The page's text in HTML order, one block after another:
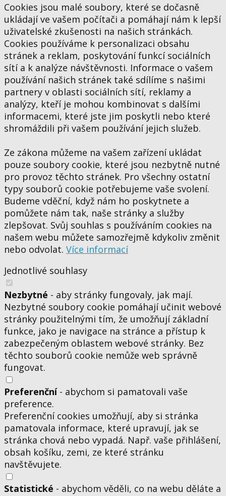
Cookies jsou malé soubory, které se dočasně
ukládají ve vašem počítači a pomáhají nám k lepší
uživatelské zkušenosti na našich stránkách.
Cookies používáme k personalizaci obsahu
stránek a reklam, poskytování funkcí sociálních
sítí a k analýze návštěvnosti. Informace o vašem
používání našich stránek také sdílíme s našimi
partnery v oblasti sociálních sítí, reklamy a
analýzy, kteří je mohou kombinovat s dalšími
informacemi, které jste jim poskytli nebo které
shromáždili při vašem používání jejich služeb.
Ze zákona můžeme na vašem zařízení ukládat
pouze soubory cookie, které jsou nezbytně nutné
pro provoz těchto stránek. Pro všechny ostatní
typy souborů cookie potřebujeme vaše svolení.
Budeme vděční, když nám ho poskytnete a
pomůžete nám tak, naše stránky a služby
zlepšovat. Svůj souhlas s používáním cookies na
našem webu můžete samozřejmě kdykoliv změnit
nebo odvolat. Více informací
Jednotlivé souhlasy
Nezbytné - aby stránky fungovaly, jak mají.
Nezbytné soubory cookie pomáhají učinit webové
stránky použitelnými tím, že umožňují základní
funkce, jako je navigace na stránce a přístup k
zabezpečeným oblastem webové stránky. Bez
těchto souborů cookie nemůže web správně
fungovat.
Preferenční- abychom si pamatovali vaše
preference.
Preferenční cookies umožňují, aby si stránka
pamatovala informace, které upravují, jak se
stránka chová nebo vypadá. Např. vaše přihlášení,
obsah košíku, zemi, ze které stránku
navštěvujete.
Statistické - abychom věděli, co na webu děláte a